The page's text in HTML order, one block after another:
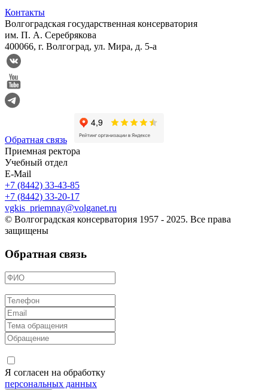
Контакты
Волгоградская государственная консерватория
им. П. А. Серебрякова
400066, г. Волгоград, ул. Мира, д. 5-а
Обратная связь
Приемная ректора
Учебный отдел
E-Mail
+7 (8442) 33-43-85
+7 (8442) 33-20-17
vgkis_priemnay@volganet.ru
© Волгоградская консерватория 1957 - 2025. Все права
защищены
Обратная связь
Я согласен на обработку
персональных данных